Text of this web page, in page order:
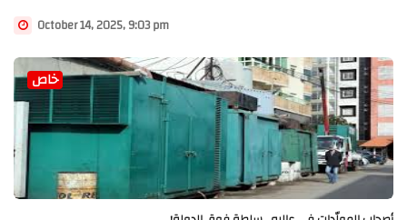
October 14, 2025, 9:03 pm
خاص